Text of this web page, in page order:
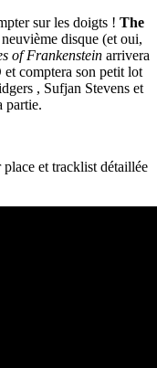
sur les doigts ! The
disque (et oui,
of Frankenstein arrivera
comptera son petit lot
, Sufjan Stevens et
partie.
et tracklist détaillée